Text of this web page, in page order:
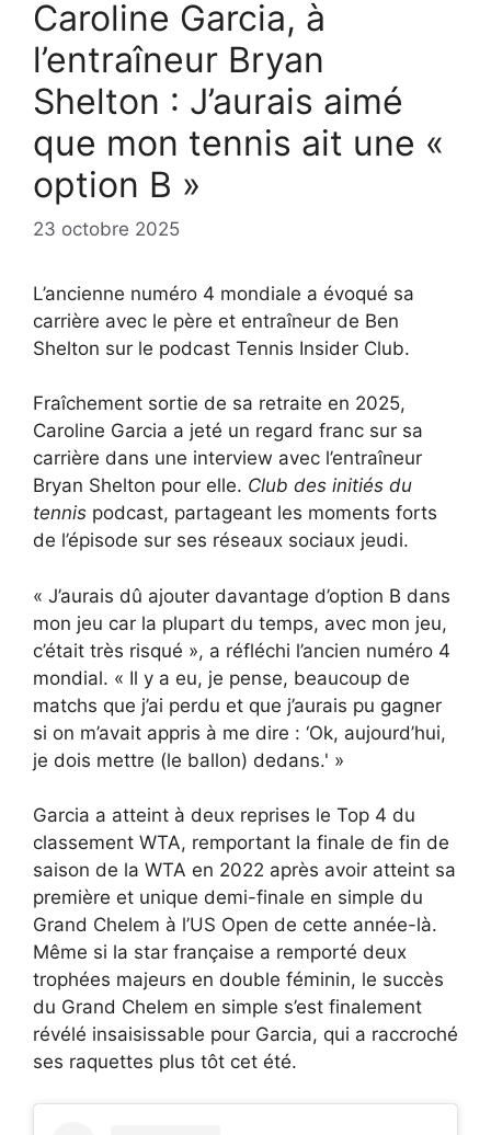
Caroline Garcia, à
l’entraîneur Bryan
Shelton : J’aurais aimé
que mon tennis ait une «
option B »
23 octobre 2025
L’ancienne numéro 4 mondiale a évoqué sa
carrière avec le père et entraîneur de Ben
Shelton sur le podcast Tennis Insider Club.
Fraîchement sortie de sa retraite en 2025,
Caroline Garcia a jeté un regard franc sur sa
carrière dans une interview avec l’entraîneur
Bryan Shelton pour elle. Club des initiés du
tennis podcast, partageant les moments forts
de l’épisode sur ses réseaux sociaux jeudi.
« J’aurais dû ajouter davantage d’option B dans
mon jeu car la plupart du temps, avec mon jeu,
c’était très risqué », a réfléchi l’ancien numéro 4
mondial. « Il y a eu, je pense, beaucoup de
matchs que j’ai perdu et que j’aurais pu gagner
si on m’avait appris à me dire : ‘Ok, aujourd’hui,
je dois mettre (le ballon) dedans.' »
Garcia a atteint à deux reprises le Top 4 du
classement WTA, remportant la finale de fin de
saison de la WTA en 2022 après avoir atteint sa
première et unique demi-finale en simple du
Grand Chelem à l’US Open de cette année-là.
Même si la star française a remporté deux
trophées majeurs en double féminin, le succès
du Grand Chelem en simple s’est finalement
révélé insaisissable pour Garcia, qui a raccroché
ses raquettes plus tôt cet été.